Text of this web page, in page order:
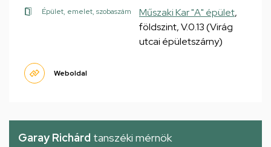
Épület, emelet, szobaszám Műszaki Kar "A" épület,
földszint, V.0.13 (Virág
utcai épületszárny)
Weboldal
Garay Richárd tanszéki mérnök